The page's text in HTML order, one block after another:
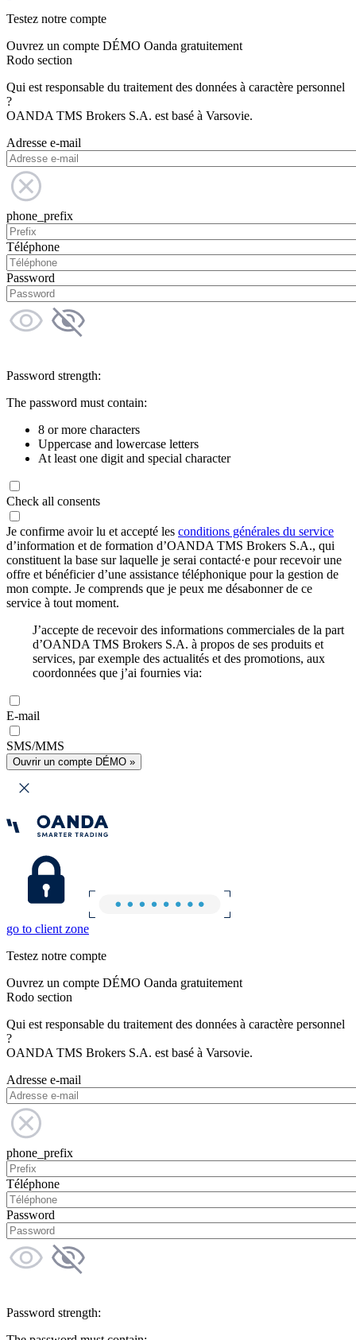
Testez notre compte
Ouvrez un compte DÉMO Oanda gratuitement
Rodo section
Qui est responsable du traitement des données à caractère personnel
?
OANDA TMS Brokers S.A. est basé à Varsovie.
Adresse e-mail
phone_prefix
Téléphone
Password
Password strength:
The password must contain:
8 or more characters
Uppercase and lowercase letters
At least one digit and special character
Check all consents
Je confirme avoir lu et accepté les conditions générales du service
d’information et de formation d’OANDA TMS Brokers S.A., qui
constituent la base sur laquelle je serai contacté·e pour recevoir une
offre et bénéficier d’une assistance téléphonique pour la gestion de
mon compte. Je comprends que je peux me désabonner de ce
service à tout moment.
J’accepte de recevoir des informations commerciales de la part
d’OANDA TMS Brokers S.A. à propos de ses produits et
services, par exemple des actualités et des promotions, aux
coordonnées que j’ai fournies via:
E-mail
SMS/MMS
Ouvrir un compte DÉMO »
go to client zone
Testez notre compte
Ouvrez un compte DÉMO Oanda gratuitement
Rodo section
Qui est responsable du traitement des données à caractère personnel
?
OANDA TMS Brokers S.A. est basé à Varsovie.
Adresse e-mail
phone_prefix
Téléphone
Password
Password strength: